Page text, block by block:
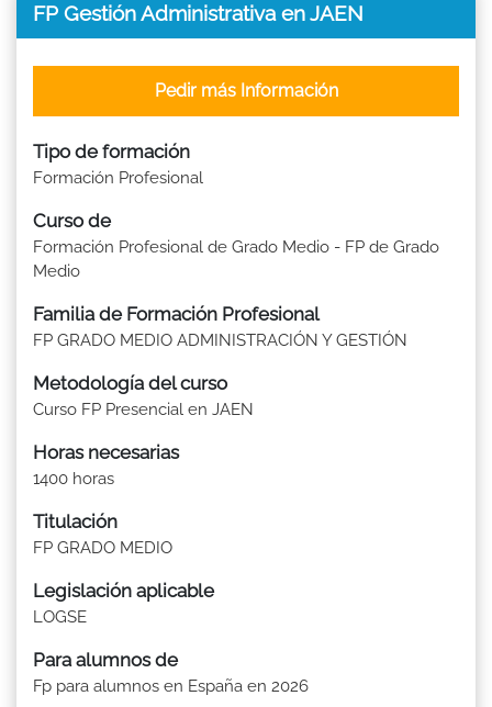
FP Gestión Administrativa en JAEN
Tipo de formación
Formación Profesional
Curso de
Formación Profesional de Grado Medio - FP de Grado
Medio
Familia de Formación Profesional
FP GRADO MEDIO ADMINISTRACIÓN Y GESTIÓN
Metodología del curso
Curso FP Presencial en JAEN
Horas necesarias
1400 horas
Titulación
FP GRADO MEDIO
Legislación aplicable
LOGSE
Para alumnos de
Fp para alumnos en España en 2026
Pedir más Información